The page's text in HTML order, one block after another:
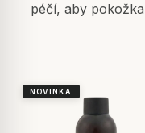
péčí, aby
NOVINKA